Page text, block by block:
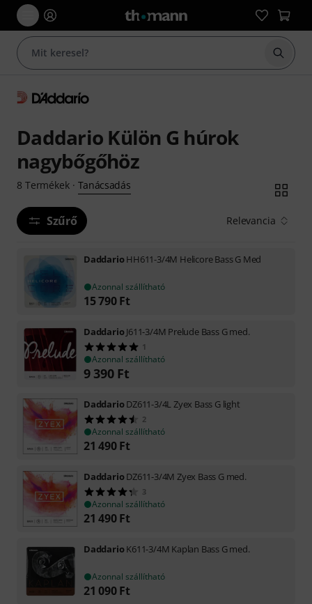
Daddario Külön G húrok
nagybőgőhöz
8 Termékek· Tanácsadás
Szűrő Relevancia
DaddarioHH611-3/4M Helicore Bass G Med
Azonnal szállítható
15 790 Ft
DaddarioJ611-3/4M Prelude Bass G med.
1
Azonnal szállítható
9 390 Ft
DaddarioDZ611-3/4L Zyex Bass G light
2
Azonnal szállítható
21 490 Ft
DaddarioDZ611-3/4M Zyex Bass G med.
3
Azonnal szállítható
21 490 Ft
DaddarioK611-3/4M Kaplan Bass G med.
Azonnal szállítható
21 090 Ft